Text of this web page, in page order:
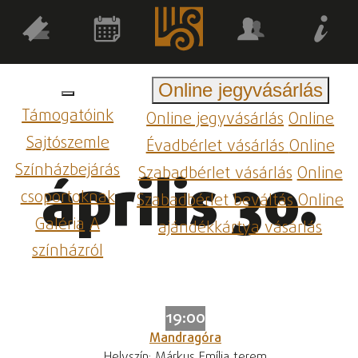
Támogatóink
Sajtószemle
Színházbejárás
csoportoknak
GalériaA
színházról
Online jegyvásárlás
Online jegyvásárlásOnline
Évadbérlet vásárlásOnline
Szabadbérlet vásárlásOnline
Szabadbérlet beváltásOnline
ajándékkártya vásárlás
április 30.
19:00
Mandragóra